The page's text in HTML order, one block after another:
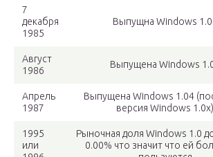
7
декабря
1985
Выпущна Windows
Август
1986
Выпущена Windows
Апрель
1987
Выпущена Windows 1.04
версия Windows 1.0x)
1995
или
Рыночная доля Windows 1.0
0.00% что значит что ей